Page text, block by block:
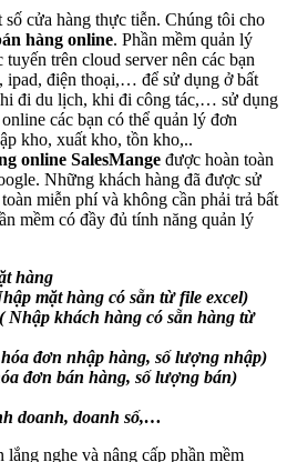
cửa hàng thực tiễn. Chúng tôi cho
hàng online. Phần mềm quản lý
trên cloud server nên các bạn
ipad, điện thoại,… để sử dụng ở bất
đi du lịch, khi đi công tác,… sử dụng
các bạn có thể quản lý đơn
kho, xuất kho, tồn kho,..
online SalesMange được hoàn toàn
Những khách hàng đã được sử
miễn phí và không cần phải trả bất
mềm có đầy đủ tính năng quản lý
hàng
mặt hàng có sẵn từ file excel)
Nhập khách hàng có sẵn hàng từ
đơn nhập hàng, số lượng nhập)
đơn bán hàng, số lượng bán)
doanh, doanh số,…
nghe và nâng cấp phần mềm